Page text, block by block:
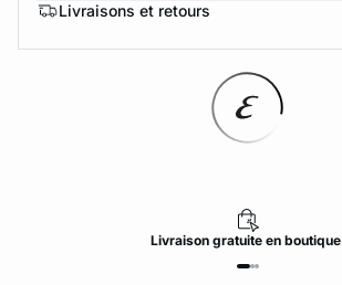
Livraisons et retours
Livraisongratuiteen boutique